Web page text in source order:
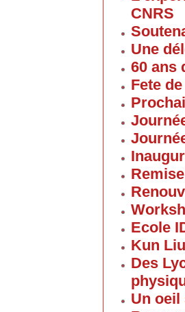
CNRS
Une
60 ans
Fete
Ecole
Kun
Des
Un